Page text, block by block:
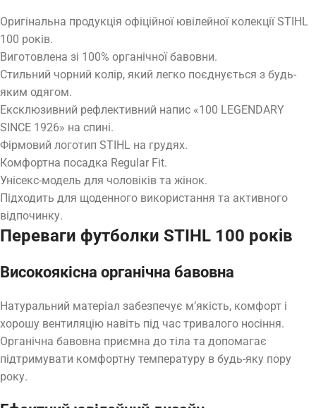
Оригінальна продукція офіційної ювілейної колекції STIHL
100 років.
Виготовлена зі 100% органічної бавовни.
Стильний чорний колір, який легко поєднується з будь-
яким одягом.
Ексклюзивний рефлективний напис «100 LEGENDARY
SINCE 1926» на спині.
Фірмовий логотип STIHL на грудях.
Комфортна посадка Regular Fit.
Унісекс-модель для чоловіків та жінок.
Підходить для щоденного використання та активного
відпочинку.
Переваги футболки STIHL 100 років
Високоякісна органічна бавовна
Натуральний матеріал забезпечує м’якість, комфорт і
хорошу вентиляцію навіть під час тривалого носіння.
Органічна бавовна приємна до тіла та допомагає
підтримувати комфортну температуру в будь-яку пору
року.